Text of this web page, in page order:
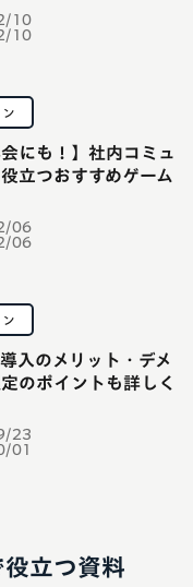
10
10
06
06
にも！】社内コミュ
立つおすすめゲーム
23
01
入のメリット・デメ
のポイントも詳しく
立つ資料